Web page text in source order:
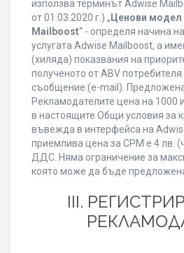
използва терминът Adwise
от 01.03.2020 г.) „ Ценови модел
Mailboost“ - определя начина
услугата Adwise Mailboost, а
(хиляда) показвания на
полученото от ABV
съобщение (e-mail).
Рекламодателите цена на 1000
в настоящите Общи условия за
въвежда в интерфейса на
приемлива цена за CPM е 4 лв.
ДДС. Няма ограничение за
която може да бъде
ІІІ.